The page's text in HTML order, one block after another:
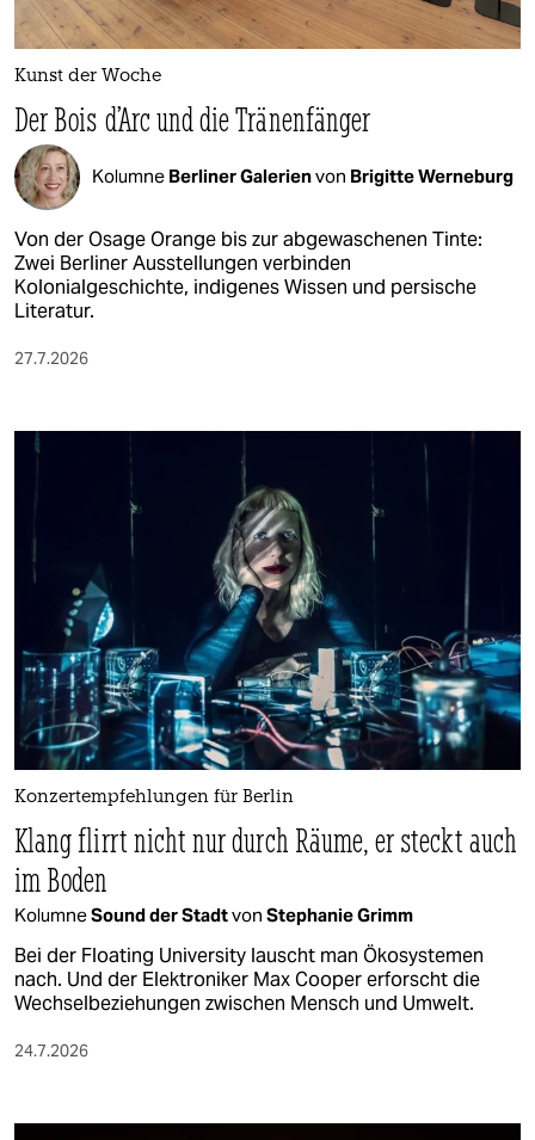
Kunst der Woche
Der Bois d’Arc und die Tränenfänger
Kolumne Berliner Galerienvon Brigitte Werneburg
Von der Osage Orange bis zur abgewaschenen Tinte:
Zwei Berliner Ausstellungen verbinden
Kolonialgeschichte, indigenes Wissen und persische
Literatur.
27.7.2026
Konzertempfehlungen für Berlin
Klang flirrt nicht nur durch Räume, er steckt auch
im Boden
KolumneSound der Stadtvon Stephanie Grimm
Bei der Floating University lauscht man Ökosystemen
nach. Und der Elektroniker Max Cooper erforscht die
Wechselbeziehungen zwischen Mensch und Umwelt.
24.7.2026